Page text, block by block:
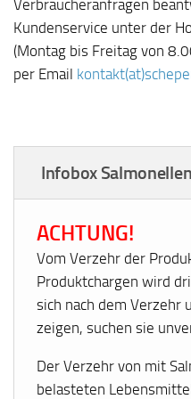
Verbraucheranfragen
Kundenservice unter der
(Montag bis Freitag von
per Email
Infobox Salmonellen
ACHTUNG!
Vom Verzehr der
Produktchargen wird
sich nach dem Verzehr
zeigen, suchen sie
Der Verzehr von mit
belasteten